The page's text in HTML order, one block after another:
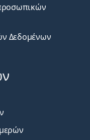
Δεδομένων